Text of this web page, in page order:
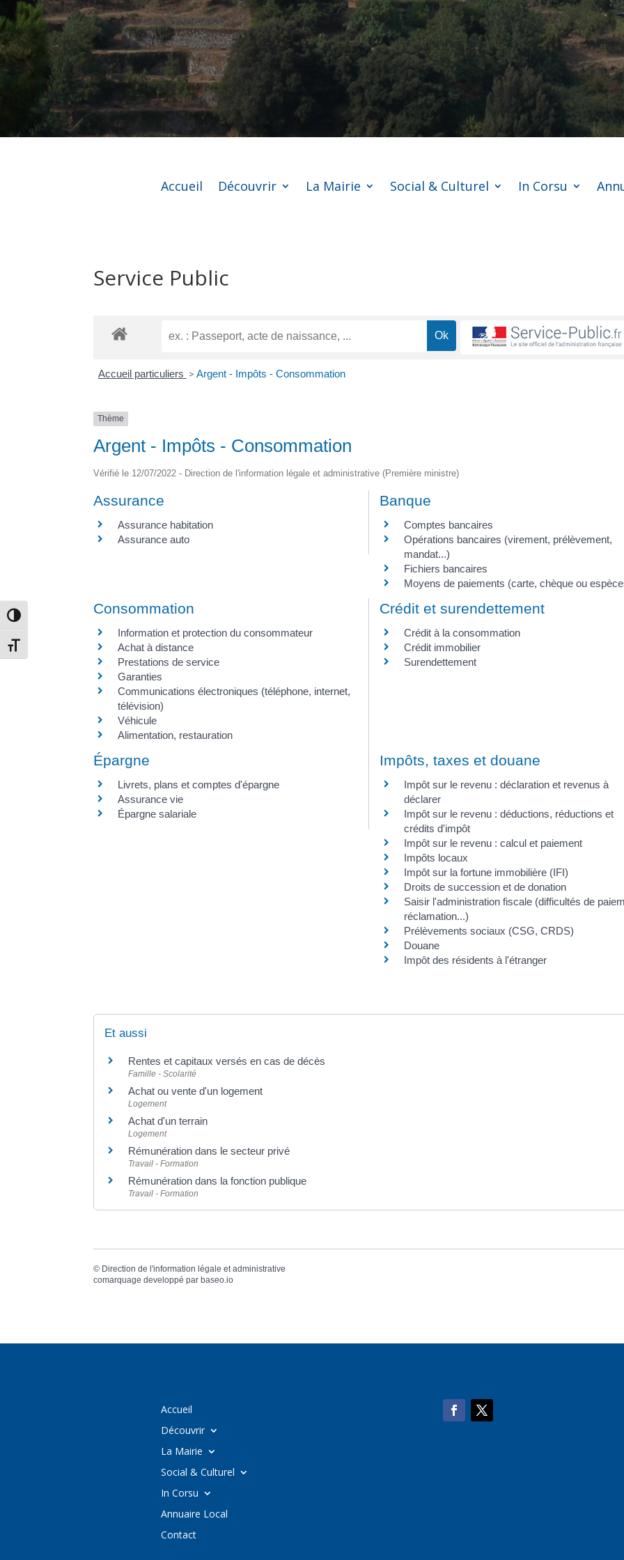
Passer en contraste élevé
Changer la taille de la police
Accueil Découvrir La Mairie Social & Culturel In Corsu
Service Public
Accueil particuliers > Argent - Impôts - Consommation
Thème
Argent - Impôts - Consommation
Vérifié le 12/07/2022 - Direction de l'information légale et administrative (Première ministre)
Assurance
Assurance habitation
Assurance auto
Banque
Comptes bancaires
Opérations bancaires (virement, prélèvement,
mandat...)
Fichiers bancaires
Moyens de paiements (carte, chèque ou
Consommation
Information et protection du consommateur
Achat à distance
Prestations de service
Garanties
Communications électroniques (téléphone, internet,
télévision)
Véhicule
Alimentation, restauration
Crédit et surendettement
Crédit à la consommation
Crédit immobilier
Surendettement
Épargne
Livrets, plans et comptes d'épargne
Assurance vie
Épargne salariale
Impôts, taxes et douane
Impôt sur le revenu : déclaration et revenus à
déclarer
Impôt sur le revenu : déductions, réductions et
crédits d'impôt
Impôt sur le revenu : calcul et paiement
Impôts locaux
Impôt sur la fortune immobilière (IFI)
Droits de succession et de donation
Saisir l'administration fiscale (difficultés de
réclamation...)
Prélèvements sociaux (CSG, CRDS)
Douane
Impôt des résidents à l'étranger
Et aussi
Rentes et capitaux versés en cas de décès
Famille - Scolarité
Achat ou vente d'un logement
Logement
Achat d'un terrain
Logement
Rémunération dans le secteur privé
Travail - Formation
Rémunération dans la fonction publique
Travail - Formation
© Direction de l'information légale et administrative
comarquage developpé parbaseo.io
Accueil
Découvrir
La Mairie
Social & Culturel
In Corsu
Annuaire Local
Contact